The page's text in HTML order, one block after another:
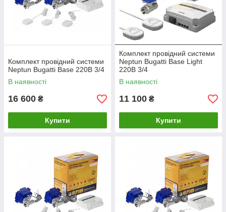
Комплект провідний системи
Neptun Bugatti Base 220B 3/4
В наявності
16 600 ₴
Купити
Комплект провідний системи
Neptun Bugatti Base Light
220В 3/4
В наявності
11 100 ₴
Купити